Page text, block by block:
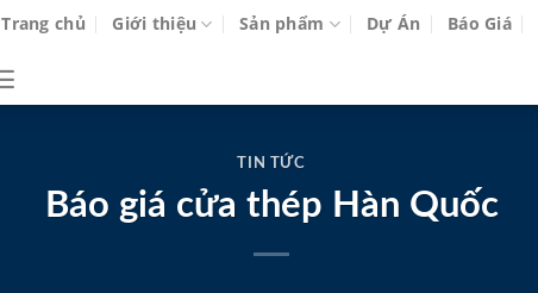
Trang chủ Giới thiệu Sản phẩm Dự Án Báo Giá
TIN TỨC
Báo giá cửa thép Hàn Quốc